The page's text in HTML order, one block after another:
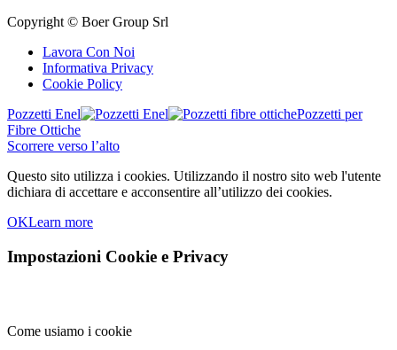
Copyright © Boer Group Srl
Lavora Con Noi
Informativa Privacy
Cookie Policy
Pozzetti Enel
Pozzetti per
Fibre Ottiche
Scorrere verso l’alto
Questo sito utilizza i cookies. Utilizzando il nostro sito web l'utente
dichiara di accettare e acconsentire all’utilizzo dei cookies.
OKLearn more
Impostazioni Cookie e Privacy
Come usiamo i cookie